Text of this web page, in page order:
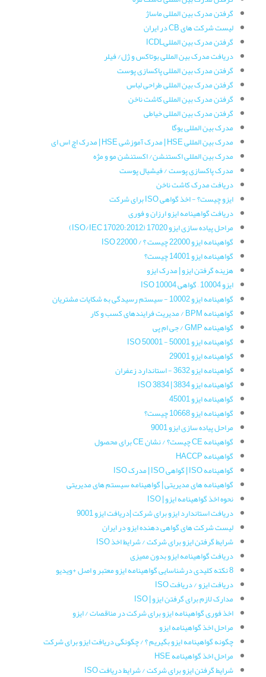
گرفتن مدرک بین المللی ماساژ
لیست شرکت های CB در ایران
گرفتن مدرک بین المللیICDL
دریافت مدرک بین المللی بوتاکس و ژل/ فیلر
گرفتن مدرک بین المللی پاکسازی پوست
گرفتن مدرک بین المللی طراحی لباس
گرفتن مدرک بین المللی کاشت ناخن
گرفتن مدرک بین المللی خیاطی
مدرک بین المللی یوگا
مدرک بین المللی HSE | مدرک آموزشی HSE | مدرک اچ اس ای
مدرک بین المللی اکستنشن/ اکستنشن مو و مژه
مدرک پاکسازی پوست / فیشیال پوست
دریافت مدرک کاشت ناخن
ایزو چیست؟ - اخذ گواهی ISO برای شرکت
دریافت گواهینامه ایزو ارزان و فوری
مراحل پیاده سازی ایزو 17020 (ISO/IEC 17020:2012)
گواهینامه ایزو 22000 چیست ؟ / ISO 22000
گواهینامه ایزو 14001 چیست؟
هزینه گرفتن ایزو | مدرک ایزو
ایزو 10004 – گواهی ISO 10004
گواهینامه‌ ایزو 10002 - سیستم رسیدگی به شکایات مشتریان
گواهینامه‌ BPM / مدیریت فرایندهای کسب و کار
گواهینامه‌ GMP / جی ام پی
گواهینامه ایزو 50001 - ISO 50001
گواهینامه‌ ایزو 29001
گواهینامه ایزو 3632 - استاندارد زعفران
گواهینامه‌ ایزو 3834 | ISO 3834
گواهینامه ایزو 45001
گواهینامه ایزو 10668 چیست؟
مراحل پیاده سازی ایزو 9001
گواهینامه CE چیست؟ / نشان CE برای محصول
گواهینامه HACCP
گواهینامه ISO | گواهی ISO | مدرک ISO
گواهینامه های مدیریتی | گواهینامه سیستم های مدیریتی
نحوه اخذ گواهینامه ایزو | ISO
دریافت استاندارد ایزو برای شرکت |دریافت ایزو 9001
لیست شرکت های گواهی دهنده ایزو در ایران
شرایط گرفتن ایزو برای شرکت / شرایط اخذ ISO
دریافت گواهینامه ایزو بدون ممیزی
8 نکته کلیدی درشناسایی گواهینامه ایزو معتبر و اصل +ویدیو
دریافت ایزو / دریافت ISO
مدارک لازم برای گرفتن ایزو | ISO
اخذ فوری گواهینامه ایزو برای شرکت در مناقصات / ایزو
مراحل اخذ گواهینامه ایزو
چگونه گواهینامه ایزو بگیریم ؟ / چگونگی دریافت ایزو برای شرکت
مراحل اخذ گواهینامه HSE
شرایط گرفتن ایزو برای شرکت / شرایط دریافت ISO